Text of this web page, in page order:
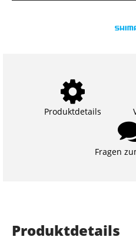
Produktdetails
Fragen
Produktdetails